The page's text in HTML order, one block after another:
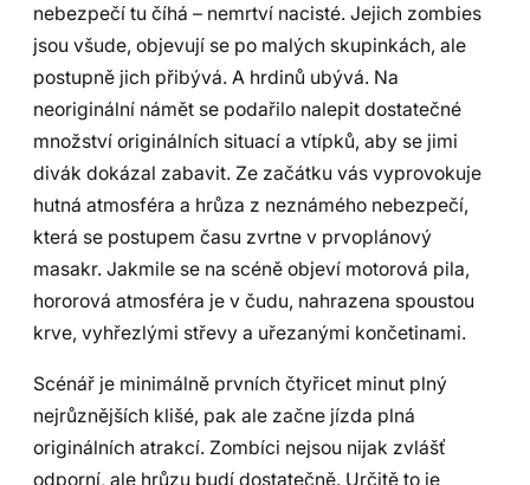
nebezpečí tu číhá – nemrtví nacisté. Jejich zombies
jsou všude, objevují se po malých skupinkách, ale
postupně jich přibývá. A hrdinů ubývá. Na
neoriginální námět se podařilo nalepit dostatečné
množství originálních situací a vtípků, aby se jimi
divák dokázal zabavit. Ze začátku vás vyprovokuje
hutná atmosféra a hrůza z neznámého nebezpečí,
která se postupem času zvrtne v prvoplánový
masakr. Jakmile se na scéně objeví motorová pila,
hororová atmosféra je v čudu, nahrazena spoustou
krve, vyhřezlými střevy a uřezanými končetinami.
Scénář je minimálně prvních čtyřicet minut plný
nejrůznějších klišé, pak ale začne jízda plná
originálních atrakcí. Zombíci nejsou nijak zvlášť
odporní, ale hrůzu budí dostatečně. Určitě to je